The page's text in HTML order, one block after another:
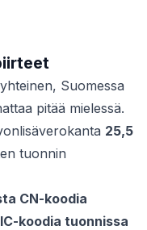
Suomessa
pitää mielessä.
25,5
tuonnin
CN-koodia
koodia tuonnissa